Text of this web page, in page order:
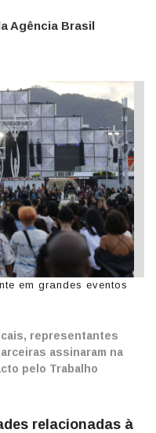
Agência Brasil
em grandes eventos
representantes
assinaram na
pelo Trabalho
relacionadas à